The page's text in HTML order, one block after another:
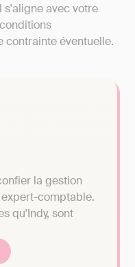
s'aligne avec votre
contrainte éventuelle.
la gestion
comptable.
qu'Indy, sont